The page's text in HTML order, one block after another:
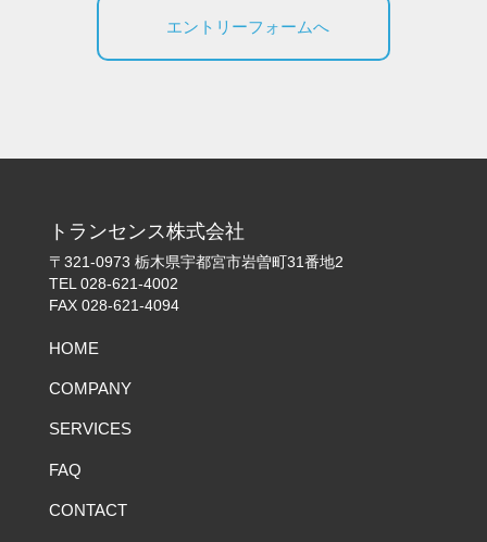
エントリーフォームへ
トランセンス株式会社
〒321-0973 栃木県宇都宮市岩曽町31番地2
TEL 028-621-4002
FAX 028-621-4094
HOME
COMPANY
SERVICES
FAQ
CONTACT